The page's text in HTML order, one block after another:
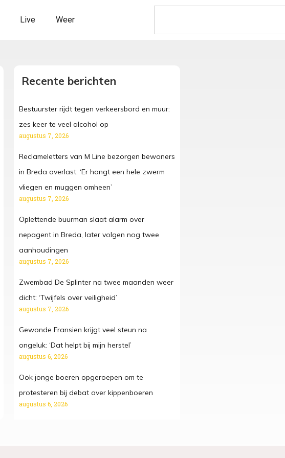
Live Weer
Recente berichten
Bestuurster rijdt tegen verkeersbord en muur:
zes keer te veel alcohol op
augustus 7, 2026
Reclameletters van M Line bezorgen bewoners
in Breda overlast: ‘Er hangt een hele zwerm
vliegen en muggen omheen’
augustus 7, 2026
Oplettende buurman slaat alarm over
nepagent in Breda, later volgen nog twee
aanhoudingen
augustus 7, 2026
Zwembad De Splinter na twee maanden weer
dicht: ‘Twijfels over veiligheid’
augustus 7, 2026
Gewonde Fransien krijgt veel steun na
ongeluk: ‘Dat helpt bij mijn herstel’
augustus 6, 2026
Ook jonge boeren opgeroepen om te
protesteren bij debat over kippenboeren
augustus 6, 2026